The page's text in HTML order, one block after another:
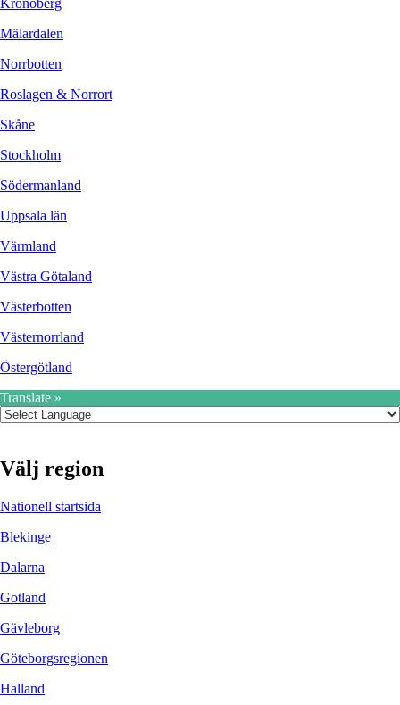
Mälardalen
Norrbotten
Roslagen & Norrort
Skåne
Stockholm
Södermanland
Uppsala län
Värmland
Västra Götaland
Västerbotten
Västernorrland
Östergötland
Translate »
Välj region
Nationell startsida
Blekinge
Dalarna
Gotland
Gävleborg
Göteborgsregionen
Halland